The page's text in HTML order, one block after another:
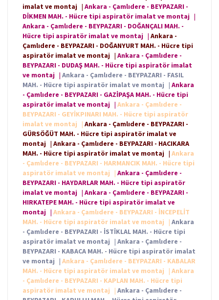
imalat ve montaj | Ankara - Çamlıdere - BEYPAZARI -
DİKMEN MAH. - Hücre tipi aspiratör imalat ve montaj |
Ankara - Çamlıdere - BEYPAZARI - DOĞANÇALI MAH. -
Hücre tipi aspiratör imalat ve montaj | Ankara -
Çamlıdere - BEYPAZARI - DOĞANYURT MAH. - Hücre tipi
aspiratör imalat ve montaj | Ankara - Çamlıdere -
BEYPAZARI - DUDAŞ MAH. - Hücre tipi aspiratör imalat
ve montaj | Ankara - Çamlıdere - BEYPAZARI - FASIL
MAH. - Hücre tipi aspiratör imalat ve montaj | Ankara
- Çamlıdere - BEYPAZARI - GAZİPAŞA MAH. - Hücre tipi
aspiratör imalat ve montaj | Ankara - Çamlıdere -
BEYPAZARI - GEYİKPINARI MAH. - Hücre tipi aspiratör
imalat ve montaj
| Ankara - Çamlıdere - BEYPAZARI -
GÜRSÖĞÜT MAH. - Hücre tipi aspiratör imalat ve
montaj | Ankara - Çamlıdere - BEYPAZARI - HACIKARA
MAH. - Hücre tipi aspiratör imalat ve montaj | Ankara
- Çamlıdere - BEYPAZARI - HARMANCIK MAH. - Hücre tipi
aspiratör imalat ve montaj
| Ankara - Çamlıdere -
BEYPAZARI - HAYDARLAR MAH. - Hücre tipi aspiratör
imalat ve montaj | Ankara - Çamlıdere - BEYPAZARI -
HIRKATEPE MAH. - Hücre tipi aspiratör imalat ve
montaj | Ankara - Çamlıdere - BEYPAZARI - İNCEPELİT
MAH. - Hücre tipi aspiratör imalat ve montaj
| Ankara
- Çamlıdere - BEYPAZARI - İSTİKLAL MAH. - Hücre tipi
aspiratör imalat ve montaj | Ankara - Çamlıdere -
BEYPAZARI - KABACA MAH. - Hücre tipi aspiratör imalat
ve montaj | Ankara - Çamlıdere - BEYPAZARI - KABALAR
MAH. - Hücre tipi aspiratör imalat ve montaj
| Ankara
- Çamlıdere - BEYPAZARI - KAPLAN MAH. - Hücre tipi
aspiratör imalat ve montaj
| Ankara - Çamlıdere -